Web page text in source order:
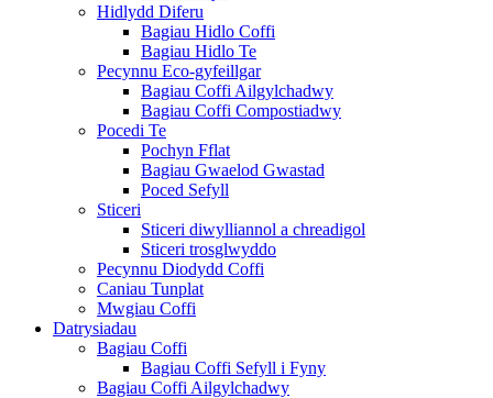
Hidlydd Diferu
Bagiau Hidlo Coffi
Bagiau Hidlo Te
Pecynnu Eco-gyfeillgar
Bagiau Coffi Ailgylchadwy
Bagiau Coffi Compostiadwy
Pocedi Te
Pochyn Fflat
Bagiau Gwaelod Gwastad
Poced Sefyll
Sticeri
Sticeri diwylliannol a chreadigol
Sticeri trosglwyddo
Pecynnu Diodydd Coffi
Caniau Tunplat
Mwgiau Coffi
Datrysiadau
Bagiau Coffi
Bagiau Coffi Sefyll i Fyny
Bagiau Coffi Ailgylchadwy